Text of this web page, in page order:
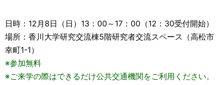
日時：12月8日（日）13：00～17：00（12：30受付開始）
場所：香川大学研究交流棟5階研究者交流スペース（高松市
幸町1-1）
※参加無料
※ご来学の際はできるだけ公共交通機関をご利用ください。